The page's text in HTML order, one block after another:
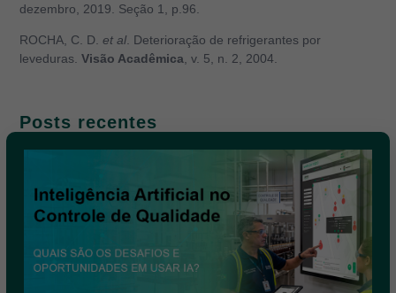
dezembro, 2019. Seção 1, p.96.
ROCHA, C. D.et al . Deterioração de refrigerantes por
leveduras.Visão Acadêmica , v. 5, n. 2, 2004.
Posts recentes